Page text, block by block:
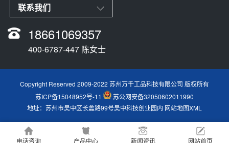
联系我们
18661069357
400-6787-447 陈女士
Copyright Reserved 2009-2022 苏州万千工品科技有限公司 版权所有
苏ICP备15048952号-11
苏公网安备32050602011990
地址：苏州市吴中区长蠡路99号吴中科技创业园内 网站地图XML
电话咨询 产品中心 新闻资讯 网站首页